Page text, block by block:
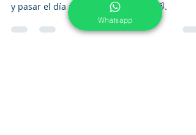
Colegio Boston
12 dic 2024
1 min de lectura
Whatsapp